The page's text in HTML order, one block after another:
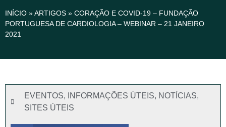
INÍCIO »ARTIGOS » CORAÇÃO E COVID-19 – FUNDAÇÃO
PORTUGUESA DE CARDIOLOGIA – WEBINAR – 21 JANEIRO
2021
EVENTOS, INFORMAÇÕES ÚTEIS, NOTÍCIAS,
SITES ÚTEIS